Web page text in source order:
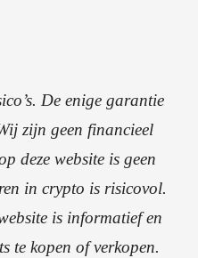
De enige garantie
zijn geen financieel
deze website is geen
in crypto is risicovol.
is informatief en
te kopen of verkopen.